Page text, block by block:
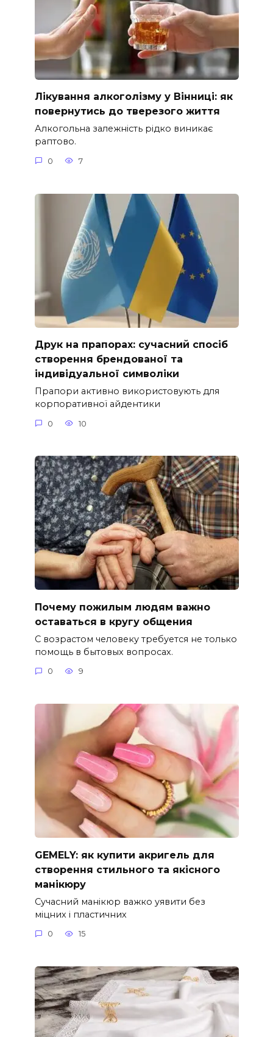
Лікування алкоголізму у Вінниці: як
повернутись до тверезого життя
Алкогольна залежність рідко виникає
раптово.
0 7
Друк на прапорах: сучасний спосіб
створення брендованої та
індивідуальної символіки
Прапори активно використовують для
корпоративної айдентики
0 10
Почему пожилым людям важно
оставаться в кругу общения
С возрастом человеку требуется не только
помощь в бытовых вопросах.
0 9
GEMELY: як купити акригель для
створення стильного та якісного
манікюру
Сучасний манікюр важко уявити без
міцних і пластичних
0 15